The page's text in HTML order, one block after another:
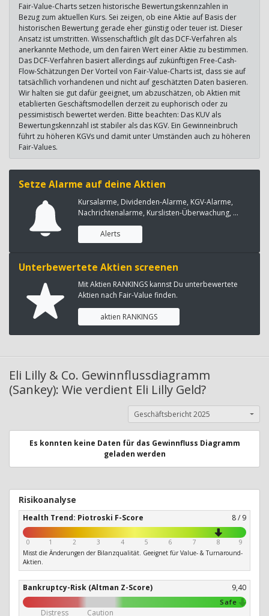
Fair-Value-Charts setzen historische Bewertungskennzahlen in
Bezug zum aktuellen Kurs. Sei zeigen, ob eine Aktie auf Basis der
historischen Bewertung gerade eher günstig oder teuer ist. Dieser
Ansatz ist umstritten. Wissenschaftlich gilt das DCF-Verfahren als
anerkannte Methode, um den fairen Wert einer Aktie zu bestimmen.
Das DCF-Verfahren basiert allerdings auf zukünftigen Free-Cash-
Flow-Schätzungen Der Vorteil von Fair-Value-Charts ist, dass sie auf
tatsächllich vorhandenen und nicht auf geschätzten Daten basieren.
Wir halten sie gut dafür geeignet, um abzuschätzen, ob Aktien mit
etablierten Geschäftsmodellen derzeit zu euphorisch oder zu
pessimistisch bewertet werden. Bitte beachten: Das KUV als
Bewertungskennzahl ist stabiler als das KGV. Ein Gewinneinbruch
führt zu höheren KGVs und damit unter Umständen auch zu höheren
Fair-Values.
Setze Alarme auf deine Aktien
Kursalarme, Dividenden-Alarme, KGV-Alarme,
Nachrichtenalarme, Kurslisten-Überwachung, ...
Alerts
Unterbewertete Aktien screenen
Mit Aktien RANKINGS kannst Du unterbewertete
Aktien nach Fair-Value finden.
aktien RANKINGS
Eli Lilly & Co. Gewinnflussdiagramm
(Sankey): Wie verdient Eli Lilly Geld?
Geschäftsbericht 2025
Es konnten keine Daten für das Gewinnfluss Diagramm
geladen werden
Risikoanalyse
Health Trend: Piotroski F-Score 8 / 9
0 1 2 3 4 5 6 7 8
9
Misst die Änderungen der Bilanzqualität. Geeignet für Value- & Turnaround-
Aktien.
Bankruptcy-Risk (Altman Z-Score) 9,40
Safe
Distress Caution